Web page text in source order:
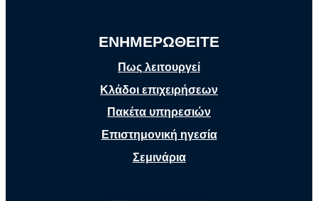
ΕΝΗΜΕΡΩΘΕΙΤΕ
Πως λειτουργεί
Κλάδοι επιχειρήσεων
Πακέτα υπηρεσιών
Επιστημονική ηγεσία
Σεμινάρια